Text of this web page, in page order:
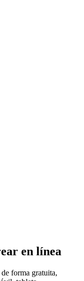
en línea
forma gratuita,